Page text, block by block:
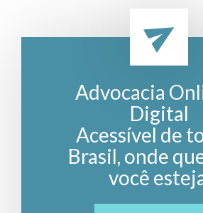
Advocacia
Digital
Acessível de
Brasil, onde
você